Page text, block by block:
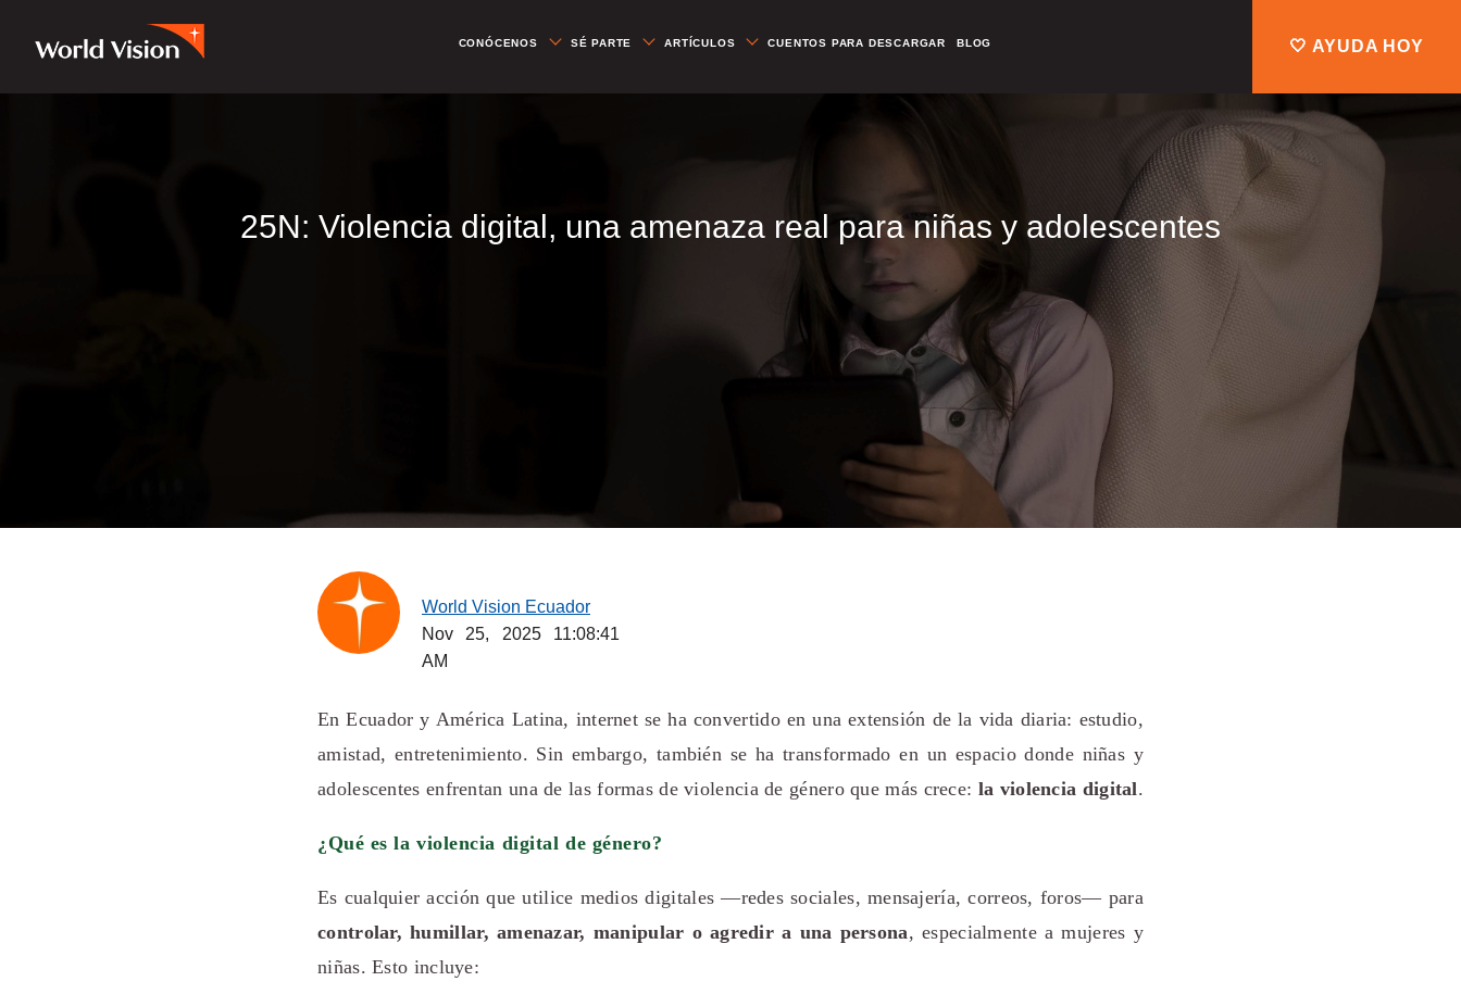
CONÓCENOS SÉ PARTE ARTÍCULOS CUENTOS PARA DESCARGAR BLOG 🤍 AYUDA HOY
25N: Violencia digital, una amenaza real para niñas y adolescentes
World Vision Ecuador
Nov 25, 2025 11:08:41
AM
En Ecuador y América Latina, internet se ha convertido en una extensión de la vida diaria: estudio,
amistad, entretenimiento. Sin embargo, también se ha transformado en un espacio donde niñas y
adolescentes enfrentan una de las formas de violencia de género que más crece: la violencia digital.
¿Qué es la violencia digital de género?
Es cualquier acción que utilice medios digitales —redes sociales, mensajería, correos, foros— para
controlar, humillar, amenazar, manipular o agredir a una persona, especialmente a mujeres y
niñas. Esto incluye: